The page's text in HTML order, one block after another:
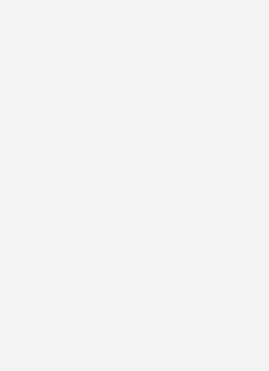
sollte mit einer
ausgeführt werden. Dadurch
öffnen und Wasserdruck und -
inklusive.
muss